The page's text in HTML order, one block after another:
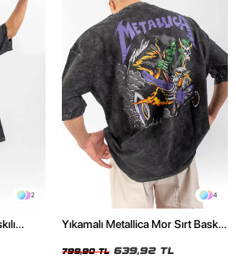
2 4
Yıkamalı Metallica Mor Sırt Baskılı
799,90 TL 639,92 TL